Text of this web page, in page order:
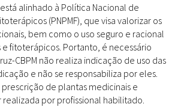
alinhado à Política Nacional de
(PNPMF), que visa valorizar os
bem como o uso seguro e racional
fitoterápicos. Portanto, é necessário
CBPM não realiza indicação de uso das
e não se responsabiliza por eles.
de plantas medicinais e
por profissional habilitado.